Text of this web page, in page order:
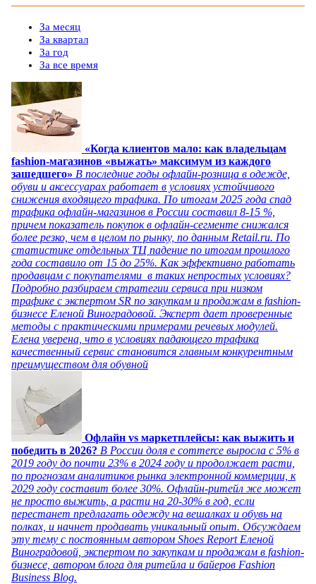
За месяц
За квартал
За год
За все время
«Когда клиентов мало: как владельцам
fashion-магазинов «выжать» максимум из каждого
зашедшего» В последние годы офлайн-розница в одежде,
обуви и аксессуарах работает в условиях устойчивого
снижения входящего трафика. По итогам 2025 года спад
трафика офлайн-магазинов в России составил 8-15 %,
причем показатель покупок в офлайн-сегменте снижался
более резко, чем в целом по рынку, по данным Retail.ru. По
статистике отдельных ТЦ падение по итогам прошлого
года составило от 15 до 25%. Как эффективно работать
продавцам с покупателями в таких непростых условиях?
Подробно разбираем стратегии сервиса при низком
трафике с экспертом SR по закупкам и продажам в fashion-
бизнесе Еленой Виноградовой. Эксперт дает проверенные
методы с практическими примерами речевых модулей.
Елена уверена, что в условиях падающего трафика
качественный сервис становится главным конкурентным
преимуществом для обувной
Офлайн vs маркетплейсы: как выжить и
победить в 2026? В России доля e commerce выросла с 5% в
2019 году до почти 23% в 2024 году и продолжает расти,
по прогнозам аналитиков рынка электронной коммерции, к
2029 году составит более 30%. Офлайн-ритейл же может
не просто выжить, а расти на 20-30% в год, если
перестанет предлагать одежду на вешалках и обувь на
полках, и начнет продавать уникальный опыт. Обсуждаем
эту тему с постоянным автором Shoes Report Еленой
Виноградовой, экспертом по закупкам и продажам в fashion-
бизнесе, автором блога для ритейла и байеров Fashion
Business Blog.